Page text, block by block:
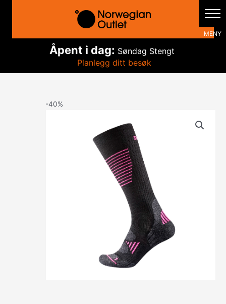
innholdet
Åpent i dag: Søndag Stengt
Planlegg ditt besøk
-40%